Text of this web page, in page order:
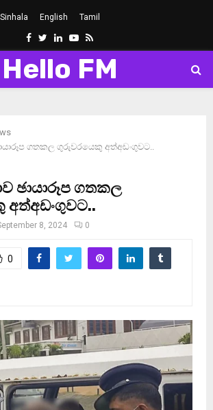
Sinhala English Tamil
Facebook
Twitter
LinkedinYoutube
Rss
Hello FM
ගතකල ගුරුවරයෙකු අත්අඩංගුවට..
ඡායාරූප ගතකල
8, 2024 0
0